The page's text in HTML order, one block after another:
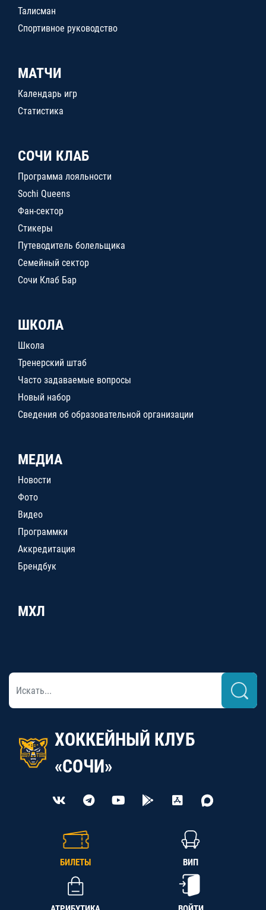
Талисман
Спортивное руководство
МАТЧИ
Календарь игр
Статистика
СОЧИ КЛАБ
Программа лояльности
Sochi Queens
Фан-сектор
Стикеры
Путеводитель болельщика
Семейный сектор
Сочи Клаб Бар
ШКОЛА
Школа
Тренерский штаб
Часто задаваемые вопросы
Новый набор
Сведения об образовательной организации
МЕДИА
Новости
Фото
Видео
Программки
Аккредитация
Брендбук
МХЛ
ХОККЕЙНЫЙ КЛУБ
«СОЧИ»
БИЛЕТЫ ВИП